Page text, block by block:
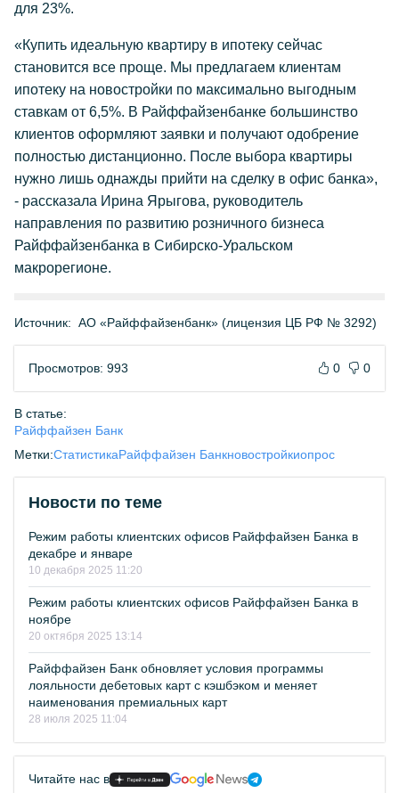
для 23%.
«Купить идеальную квартиру в ипотеку сейчас
становится все проще. Мы предлагаем клиентам
ипотеку на новостройки по максимально выгодным
ставкам от 6,5%. В Райффайзенбанке большинство
клиентов оформляют заявки и получают одобрение
полностью дистанционно. После выбора квартиры
нужно лишь однажды прийти на сделку в офис банка»,
- рассказала Ирина Ярыгова, руководитель
направления по развитию розничного бизнеса
Райффайзенбанка в Сибирско-Уральском
макрорегионе.
Источник: АО «Райффайзенбанк» (лицензия ЦБ РФ № 3292)
Просмотров: 993 0 0
В статье:
Райффайзен Банк
Метки:СтатистикаРайффайзен Банкновостройкиопрос
Новости по теме
Режим работы клиентских офисов Райффайзен Банка в
декабре и январе
10 декабря 2025 11:20
Режим работы клиентских офисов Райффайзен Банка в
ноябре
20 октября 2025 13:14
Райффайзен Банк обновляет условия программы
лояльности дебетовых карт с кэшбэком и меняет
наименования премиальных карт
28 июля 2025 11:04
Читайте нас в